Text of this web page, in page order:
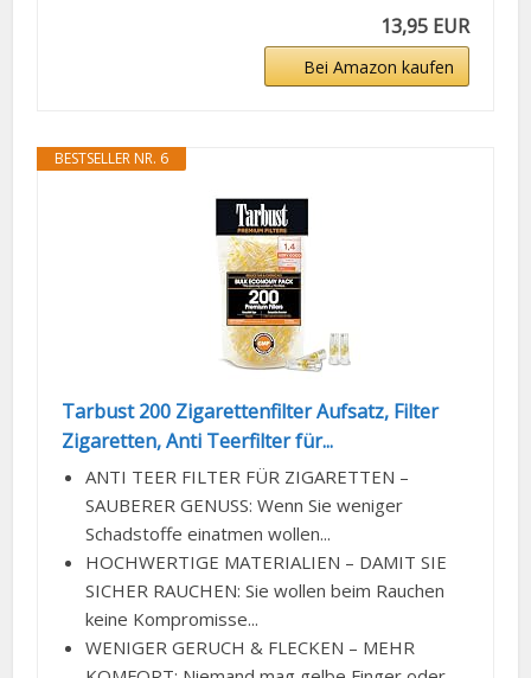
13,95 EUR
Bei Amazon kaufen
BESTSELLER NR. 6
Tarbust 200 Zigarettenfilter Aufsatz, Filter
Zigaretten, Anti Teerfilter für...
ANTI TEER FILTER FÜR ZIGARETTEN –
SAUBERER GENUSS: Wenn Sie weniger
Schadstoffe einatmen wollen...
HOCHWERTIGE MATERIALIEN – DAMIT SIE
SICHER RAUCHEN: Sie wollen beim Rauchen
keine Kompromisse...
WENIGER GERUCH & FLECKEN – MEHR